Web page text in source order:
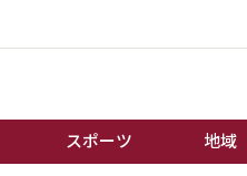
スポーツ 地域